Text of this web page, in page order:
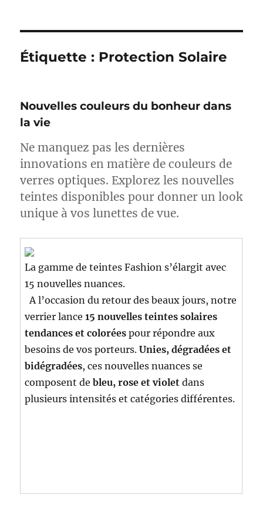
Étiquette : Protection Solaire
Nouvelles couleurs du bonheur dans
la vie
Ne manquez pas les dernières
innovations en matière de couleurs de
verres optiques. Explorez les nouvelles
teintes disponibles pour donner un look
unique à vos lunettes de vue.
La gamme de teintes Fashion s’élargit avec
15 nouvelles nuances.
A l’occasion du retour des beaux jours, notre
verrier lance15 nouvelles teintes solaires
tendances et coloréespour répondre aux
besoins de vos porteurs.Unies, dégradées et
bidégradées, ces nouvelles nuances se
composent de bleu, rose et violetdans
plusieurs intensités et catégories différentes.